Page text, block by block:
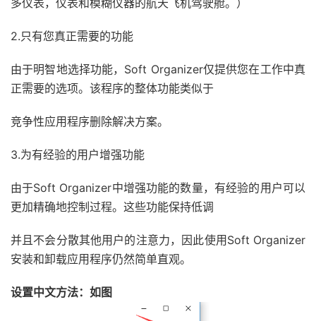
多仪表，仪表和模糊仪器的航天飞机驾驶舱。）
2.只有您真正需要的功能
由于明智地选择功能，Soft Organizer仅提供您在工作中真
正需要的选项。该程序的整体功能类似于
竞争性应用程序删除解决方案。
3.为有经验的用户增强功能
由于Soft Organizer中增强功能的数量，有经验的用户可以
更加精确地控制过程。这些功能保持低调
并且不会分散其他用户的注意力，因此使用Soft Organizer
安装和卸载应用程序仍然简单直观。
设置中文方法：如图